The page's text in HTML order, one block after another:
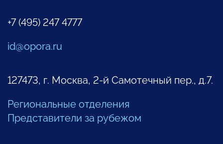
+7 (495) 247 4777
id@opora.ru
127473, г. Москва, 2-й Самотечный пер., д.7.
Региональные отделения
Представители за рубежом